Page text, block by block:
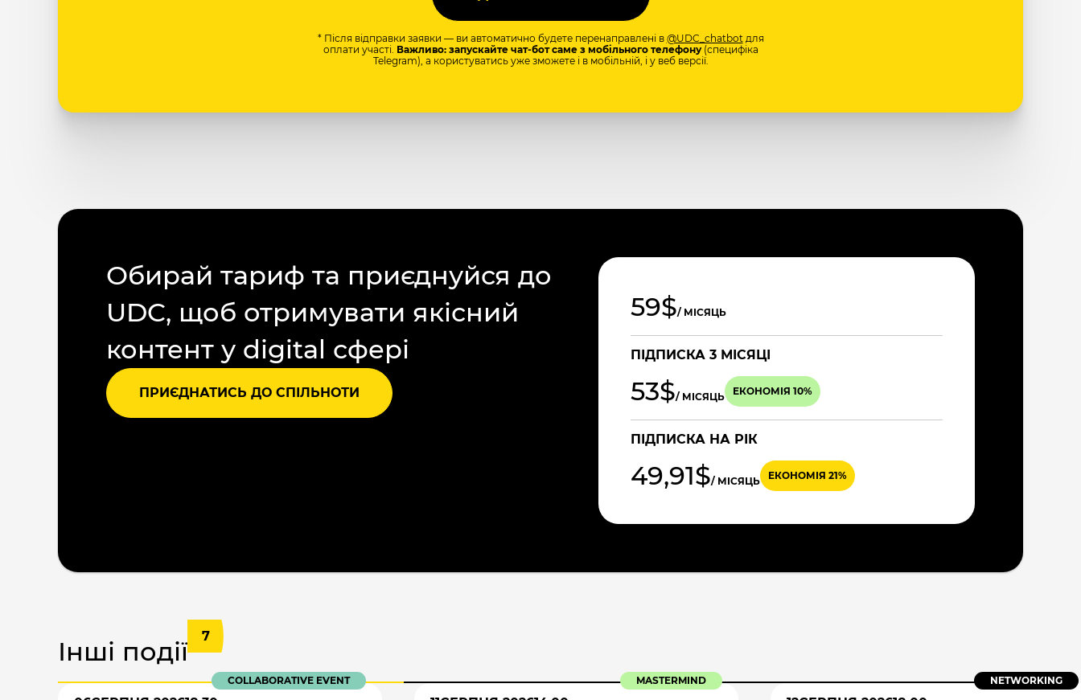
* Після відправки заявки — ви автоматично будете перенаправлені в @UDC_chatbotдля
оплати участі. Важливо: запускайте чат-бот саме з мобільного телефону(специфіка
Telegram), а користуватись уже зможете і в мобільній, і у веб версії.
Обирай тариф та приєднуйся до
UDC, щоб отримувати якісний
контент у digital сфері
ПРИЄДНАТИСЬ ДО СПІЛЬНОТИ
59$/ МІСЯЦЬ
ПІДПИСКА 3 МІСЯЦІ
53$/ МІСЯЦЬ ЕКОНОМІЯ 10%
ПІДПИСКА НА РІК
49,91$/ МІСЯЦЬ ЕКОНОМІЯ 21%
Інші події 7
COLLABORATIVE EVENT MASTERMIND NETWORKING